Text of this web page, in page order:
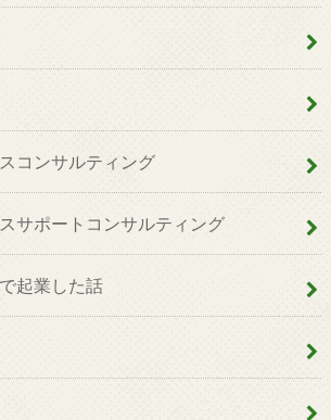
コンサルティング
サポートコンサルティング
起業した話